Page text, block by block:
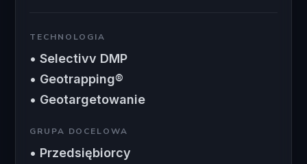
TECHNOLOGIA
• Selectivv DMP
• Geotrapping®
• Geotargetowanie
GRUPA DOCELOWA
• Przedsiębiorcy